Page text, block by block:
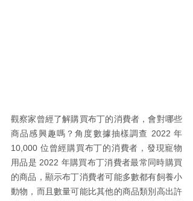
觀察家曾經了解購買布丁的消費者，會對哪些
商品感興趣嗎？角度數據抽樣調查 2022 年
10,000 位曾經購買布丁的消費者，發現寵物
用品是 2022 年購買布丁消費者最常同時購買
的商品，顯示布丁消費者可能多數都有飼養小
動物，而且數量可能比其他的商品類別高出許